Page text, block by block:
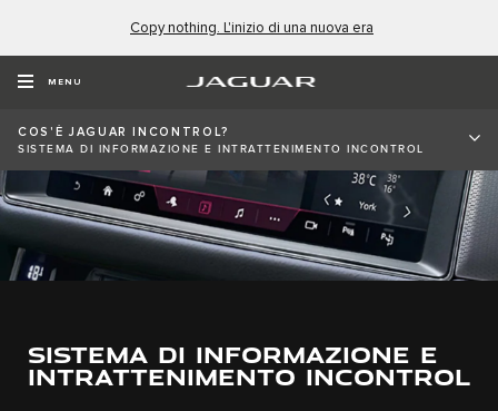
Copy nothing. L'inizio di una nuova era
MENU
COS'È JAGUAR INCONTROL?
SISTEMA DI INFORMAZIONE E INTRATTENIMENTO INCONTROL
SISTEMA DI INFORMAZIONE E
INTRATTENIMENTO INCONTROL